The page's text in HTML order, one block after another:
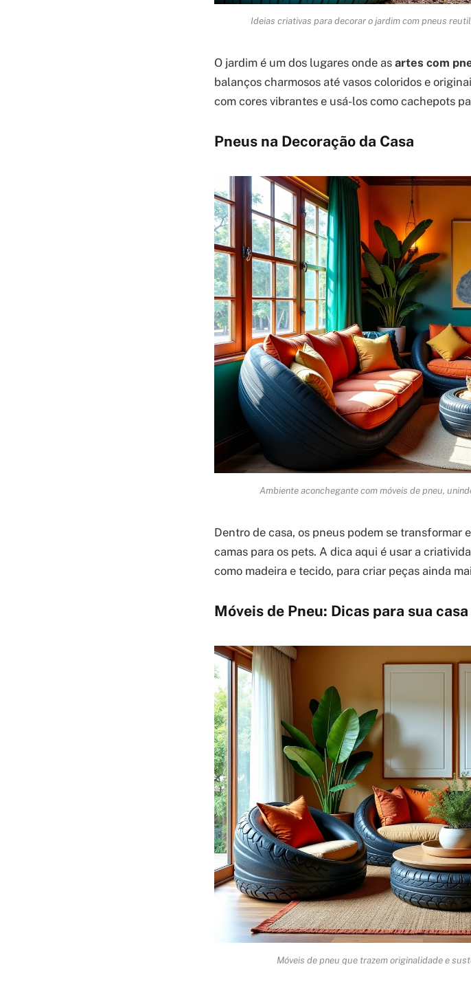
Ideias criativas para decorar o jardim com pneus
O jardim é um dos lugares onde as artes com
balanços charmosos até vasos coloridos e
com cores vibrantes e usá-los como cachepots
Pneus na Decoração da Casa
Ambiente aconchegante com móveis de pneu,
Dentro de casa, os pneus podem se transformar
camas para os pets. A dica aqui é usar a
como madeira e tecido, para criar peças ainda
Móveis de Pneu: Dicas para sua casa
Móveis de pneu que trazem originalidade e